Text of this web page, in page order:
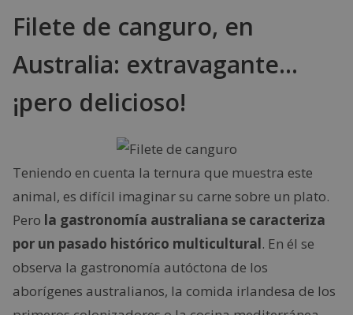
Filete de canguro, en
Australia: extravagante…
¡pero delicioso!
Teniendo en cuenta la ternura que muestra este
animal, es difícil imaginar su carne sobre un plato.
Pero la gastronomía australiana se caracteriza
por un pasado histórico multicultural. En él se
observa la gastronomía autóctona de los
aborígenes australianos, la comida irlandesa de los